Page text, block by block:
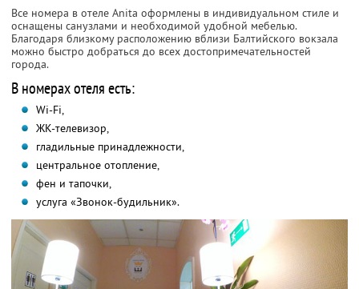
Все номера в отеле Anita оформлены в индивидуальном стиле и
оснащены санузлами и необходимой удобной мебелью.
Благодаря близкому расположению вблизи Балтийского вокзала
можно быстро добраться до всех достопримечательностей
города.
В номерах отеля есть:
Wi-Fi,
ЖК-телевизор,
гладильные принадлежности,
центральное отопление,
фен и тапочки,
услуга «Звонок-будильник».